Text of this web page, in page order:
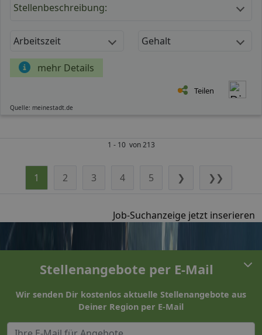
Stellenbeschreibung:
Arbeitszeit Gehalt
mehr Details
Teilen
Quelle: meinestadt.de
1 - 10 von 213
1 2 3 4 5 ❯ ❯❯
Job-Suchanzeige jetzt inserieren
Stellenangebote per E-Mail
Wir senden Dir kostenlos aktuelle Stellenangebote aus
Deiner Region per E-Mail